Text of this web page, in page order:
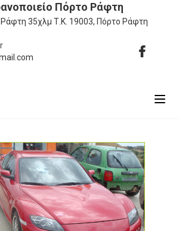
Πόρτο Ράφτη
35χλμ Τ.Κ. 19003, Πόρτο Ράφτη